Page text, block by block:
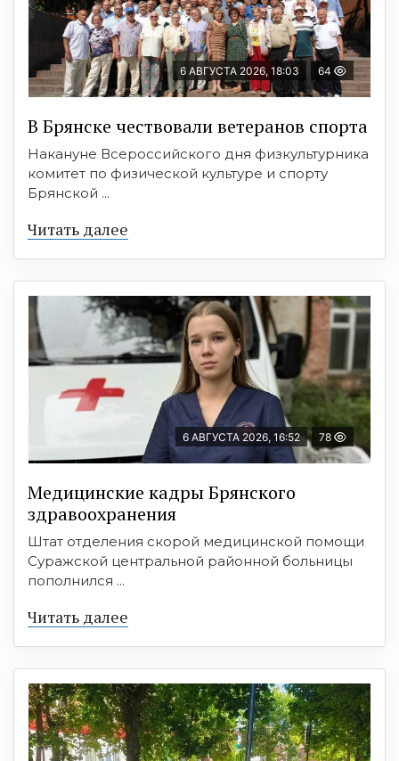
6 АВГУСТА 2026, 18:03 64
В Брянске чествовали ветеранов спорта
Накануне Всероссийского дня физкультурника
комитет по физической культуре и спорту
Брянской ...
Читать далее
6 АВГУСТА 2026, 16:52 78
Медицинские кадры Брянского
здравоохранения
Штат отделения скорой медицинской помощи
Суражской центральной районной больницы
пополнился ...
Читать далее